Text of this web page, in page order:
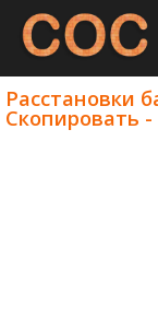
Расстановки
Скопировать